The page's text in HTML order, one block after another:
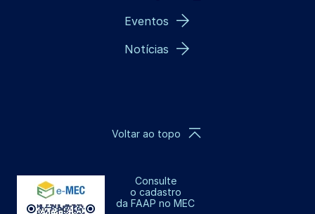
Eventos
Notícias
Consulte
o cadastro
da FAAP no MEC
Voltar ao topo